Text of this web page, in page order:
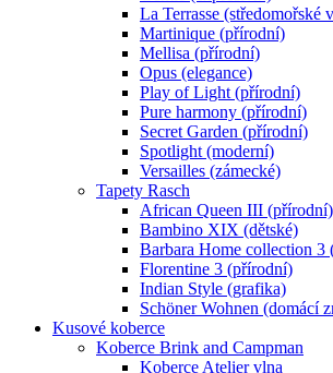
La Terrasse (středomořské
Martinique (přírodní)
Mellisa (přírodní)
Opus (elegance)
Play of Light (přírodní)
Pure harmony (přírodní)
Secret Garden (přírodní)
Spotlight (moderní)
Versailles (zámecké)
Tapety Rasch
African Queen III (přírodní)
Bambino XIX (dětské)
Barbara Home collection 3
Florentine 3 (přírodní)
Indian Style (grafika)
Schöner Wohnen (domácí
Kusové koberce
Koberce Brink and Campman
Koberce Atelier vlna